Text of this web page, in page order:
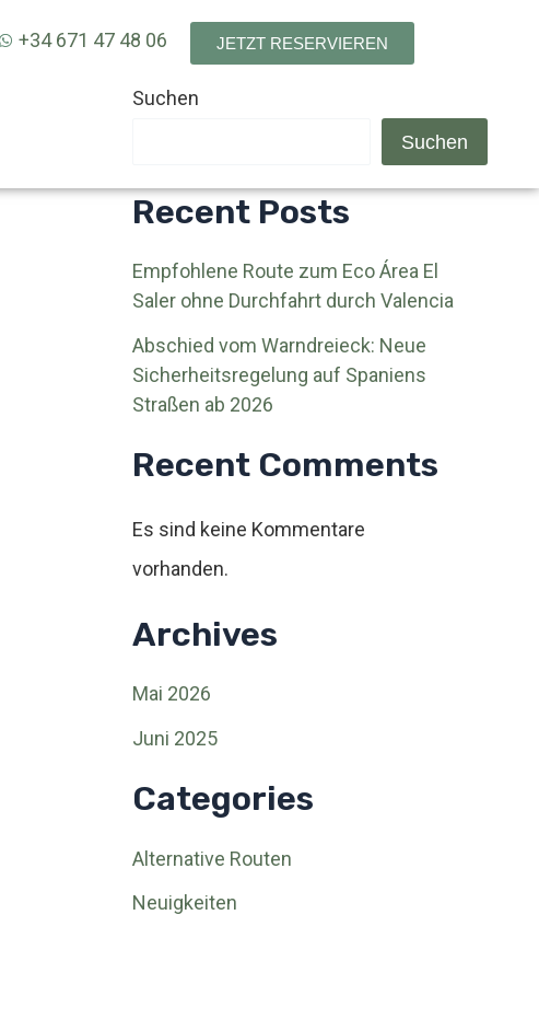
+34 671 47 48 06 JETZT RESERVIEREN
Suchen
Suchen
Recent Posts
Empfohlene Route zum Eco Área El
Saler ohne Durchfahrt durch Valencia
Abschied vom Warndreieck: Neue
Sicherheitsregelung auf Spaniens
Straßen ab 2026
Recent Comments
Es sind keine Kommentare
vorhanden.
Archives
Mai 2026
Juni 2025
Categories
Alternative Routen
Neuigkeiten